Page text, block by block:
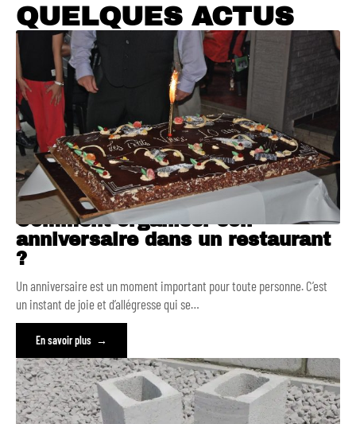
QUELQUES ACTUS
Comment organiser son
anniversaire dans un restaurant
?
Un anniversaire est un moment important pour toute personne. C’est
un instant de joie et d’allégresse qui se…
En savoir plus